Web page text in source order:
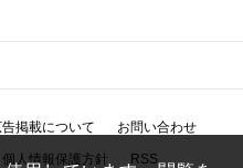
告掲載について お問い合わせ
個人情報保護方針 RSS